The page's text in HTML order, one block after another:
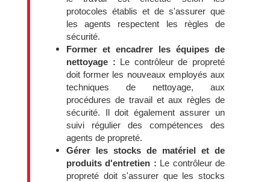
protocoles établis et de s'assurer que
les agents respectent les règles de
sécurité.
Former et encadrer les équipes de
nettoyage : Le contrôleur de propreté
doit former les nouveaux employés aux
techniques de nettoyage, aux
procédures de travail et aux règles de
sécurité. Il doit également assurer un
suivi régulier des compétences des
agents de propreté.
Gérer les stocks de matériel et de
produits d'entretien : Le contrôleur de
propreté doit s'assurer que les stocks